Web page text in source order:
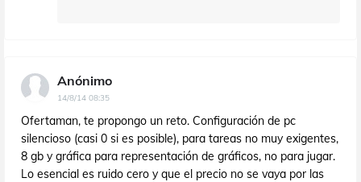
Anónimo
14/8/14 08:35
Ofertaman, te propongo un reto. Configuración de pc
silencioso (casi 0 si es posible), para tareas no muy exigentes,
8 gb y gráfica para representación de gráficos, no para jugar.
Lo esencial es ruido cero y que el precio no se vaya por las